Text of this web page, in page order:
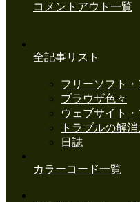
コメントアウト一覧
全記事リスト
フリーソフト
ブラウザ色々
ウェブサイト
トラブルの解
日誌
カラーコード一覧